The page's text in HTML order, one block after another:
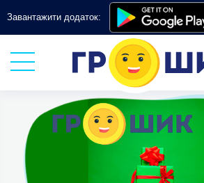
Завантажити додаток: